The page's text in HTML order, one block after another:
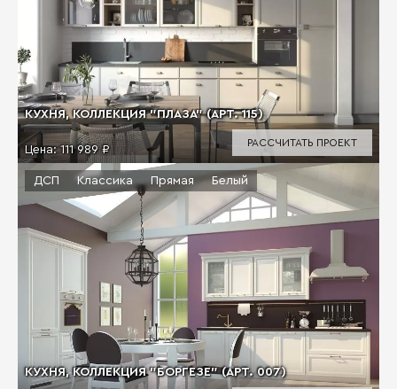
КУХНЯ, КОЛЛЕКЦИЯ "ПЛАЗА" (АРТ. 115)
Цена:111 989 ₽
РАССЧИТАТЬ ПРОЕКТ
КУХНЯ, КОЛЛЕКЦИЯ "БОРГЕЗЕ" (АРТ. 007)
ДСП Классика Прямая Белый